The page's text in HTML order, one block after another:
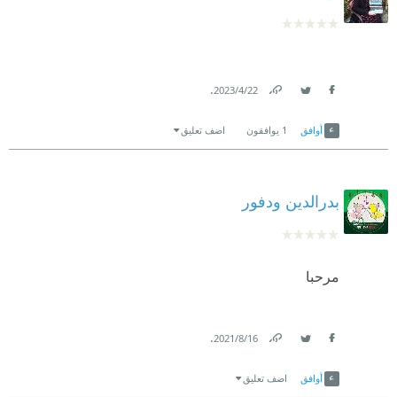
22‏/4‏/2023
.
أوافق 1 يوافقون اضف تعليق
بدرالدين ودفور
مرحبا
16‏/8‏/2021
.
أوافق اضف تعليق